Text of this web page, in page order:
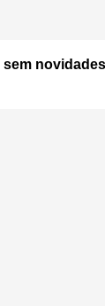
sem